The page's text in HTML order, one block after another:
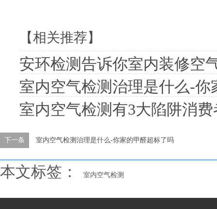
【相关推荐】
安环检测告诉你室内装修空
室内空气检测治理是什么-你
室内空气检测有3大陷阱消
下一条 室内空气检测治理是什么-你家的甲醛超标了吗
本文标签： 室内空气检测